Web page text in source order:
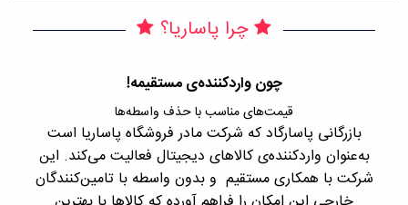
چرا پاساریا؟
چون واردکننده‌ی مستقیمه!
قیمت‌های مناسب با حذف واسطه‌ها
بازرگانی پاسارگاد که شرکت مادر فروشگاه پاساریا است
به‌عنوان واردکننده‌ی کالاهای دیجیتال فعالیت می‌کند. این
شرکت با همکاری مستقیم و بدون واسطه با تامین‌کنندگان